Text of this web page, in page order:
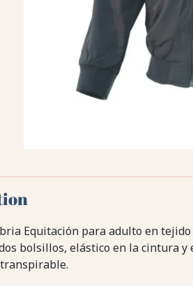
Equitación para adulto en
bolsillos, elástico en la cintura